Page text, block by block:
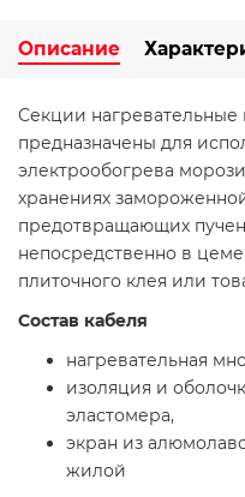
Описание
Секции нагревательные
предназначены для
электрообогрева
хранениях
предотвращающих
непосредственно в
плиточного клея или
Состав кабеля
нагревательная
изоляция и
эластомера,
экран из
жилой